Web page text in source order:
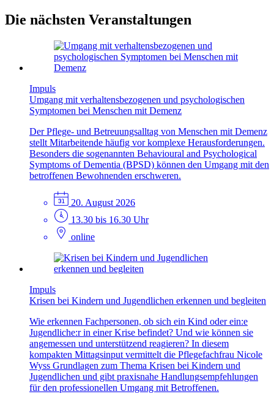
Die nächsten Veranstaltungen
Impuls
Umgang mit verhaltensbezogenen und psychologischen
Symptomen bei Menschen mit Demenz
Der Pflege- und Betreuungsalltag von Menschen mit Demenz
stellt Mitarbeitende häufig vor komplexe Herausforderungen.
Besonders die sogenannten Behavioural and Psychological
Symptoms of Dementia (BPSD) können den Umgang mit den
betroffenen Bewohnenden erschweren.
20. August 2026
13.30 bis 16.30 Uhr
online
Impuls
Krisen bei Kindern und Jugendlichen erkennen und begleiten
Wie erkennen Fachpersonen, ob sich ein Kind oder ein:e
Jugendliche:r in einer Krise befindet? Und wie können sie
angemessen und unterstützend reagieren? In diesem
kompakten Mittagsinput vermittelt die Pflegefachfrau Nicole
Wyss Grundlagen zum Thema Krisen bei Kindern und
Jugendlichen und gibt praxisnahe Handlungsempfehlungen
für den professionellen Umgang mit Betroffenen.